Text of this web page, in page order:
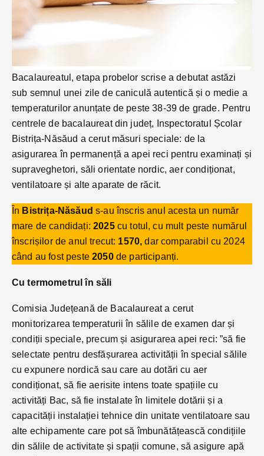
Bacalaureatul, etapa probelor scrise a debutat astăzi
sub semnul unei zile de caniculă autentică și o medie a
temperaturilor anunțate de peste 38-39 de grade. Pentru
centrele de bacalaureat din județ, Inspectoratul Școlar
Bistrița-Năsăud a cerut măsuri speciale: de la
asigurarea în permanență a apei reci pentru examinați și
supraveghetori, săli orientate nordic, aer condiționat,
ventilatoare și alte aparate de răcit.
În Bistrița-Năsăuds-au înscris anul acesta un număr
mare de candidați: 2025cu totul, cu mult peste numărul
înscrișilor de anul trecut: 1570,dar comparabil cu 2024
când au fost peste2050de participanți.
Cu termometrul în săli
Comisia Județeană de Bacalaureat a cerut
monitorizarea temperaturii în sălile de examen dar și
condiții speciale, precum și asigurarea apei reci: ”să fie
selectate pentru desfășurarea activității în special sălile
cu expunere nordică sau care au dotări cu aer
condiționat, să fie aerisite intens toate spațiile cu
activități Bac, să fie instalate în limitele dotării și a
capacității instalației tehnice din unitate ventilatoare sau
alte echipamente care pot să îmbunătățească condițiile
din sălile de activitate și spații comune, să asigure apă